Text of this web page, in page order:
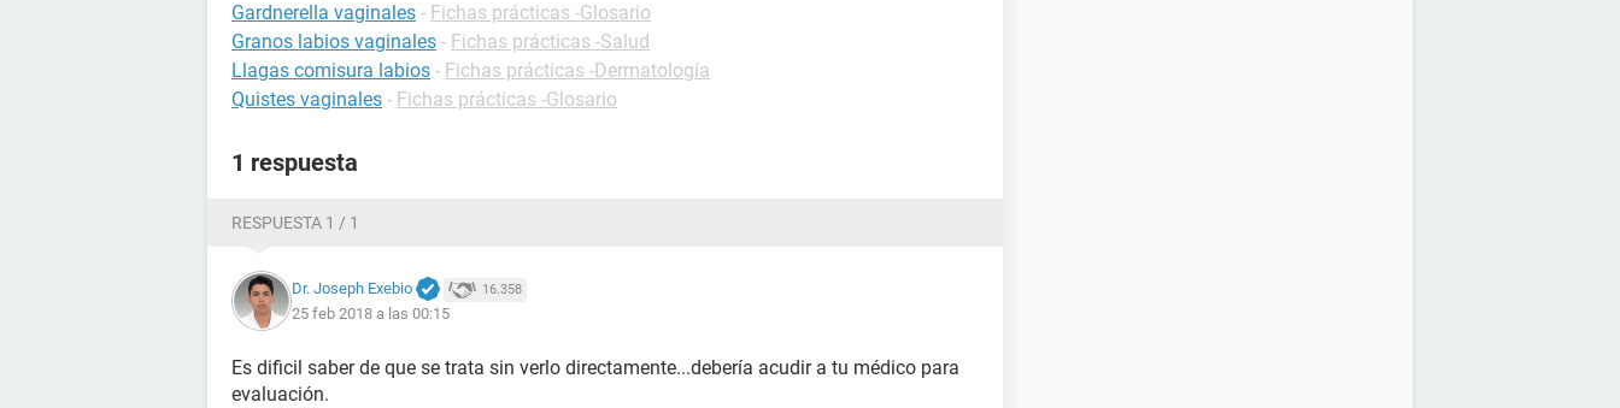
Gardnerella vaginales - Fichas prácticas -Glosario
Granos labios vaginales - Fichas prácticas -Salud
Llagas comisura labios - Fichas prácticas -Dermatología
Quistes vaginales - Fichas prácticas -Glosario
1 respuesta
RESPUESTA 1 / 1
Dr. Joseph Exebio 16.358
25 feb 2018 a las 00:15
Es dificil saber de que se trata sin verlo directamente...debería acudir a tu médico para
evaluación.